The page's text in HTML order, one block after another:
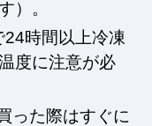
）。
時間以上冷凍
度に注意が必
った際はすぐに